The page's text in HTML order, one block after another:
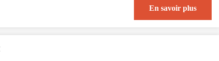
En savoir plus